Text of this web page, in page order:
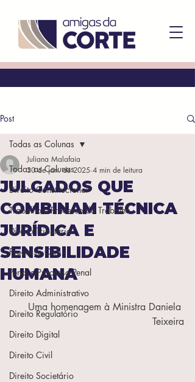
Post
Todas as Colunas
Direito Constitucional
Trabalho e Processo do Trabalho
Direito Tributário
Processo Civil
Penal e Processo Penal
Direito Administrativo
Direito Regulatório
Direito Digital
Direito Civil
Direito Societário
Todas as Colunas
JULGADOS QUE
COMBINAM TÉCNICA
JURÍDICA E
SENSIBILIDADE
HUMANA
Juliana Malafaia
30 de jan. de 2025 4 min de leitura
Uma homenagem à Ministra Daniela
Teixeira